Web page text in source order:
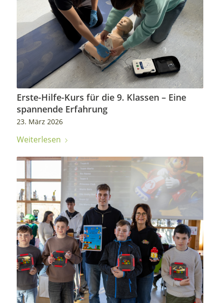
Erste-Hilfe-Kurs für die 9. Klassen – Eine
spannende Erfahrung
23. März 2026
Weiterlesen